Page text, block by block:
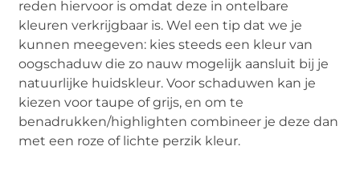
reden hiervoor is omdat deze in ontelbare
kleuren verkrijgbaar is. Wel een tip dat we je
kunnen meegeven: kies steeds een kleur van
oogschaduw die zo nauw mogelijk aansluit bij je
natuurlijke huidskleur. Voor schaduwen kan je
kiezen voor taupe of grijs, en om te
benadrukken/highlighten combineer je deze dan
met een roze of lichte perzik kleur.